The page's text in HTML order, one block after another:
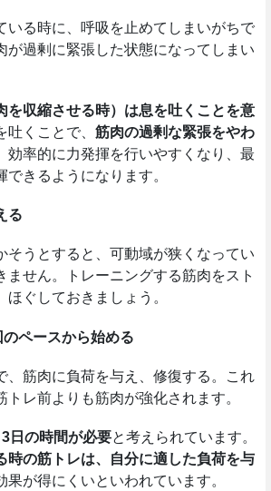
いる時に、呼吸を止めてしまいがちで
が過剰に緊張した状態になってしまい
を収縮させる時）は息を吐くことを意
吐くことで、 筋肉の過剰な緊張をやわ
効率的に力発揮を行いやすくなり、最
きるようになります。
る
そうとすると、可動域が狭くなってい
ません。トレーニングする筋肉をスト
ほぐしておきましょう。
ペースから始める
、筋肉に負荷を与え、修復する。これ
トレ前よりも筋肉が強化されます。
日の時間が必要と考えられています。
時の筋トレは、自分に適した負荷を与
果が得にくいといわれています。